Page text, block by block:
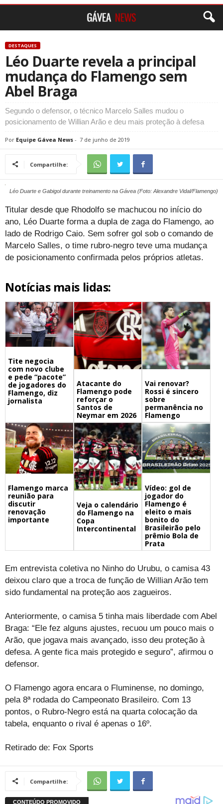
DESTAQUES
Léo Duarte revela a principal
mudança do Flamengo sem
Abel Braga
Segundo o defensor, o técnico Marcelo Salles mudou o
posicionamento de Willian Arão e deu mais proteção à defesa
Por Equipe Gávea News - 7 de junho de 2019
Compartilhe:
Léo Duarte e Gabigol durante treinamento na Gávea (Foto: Alexandre Vidal/Flamengo)
Titular desde que Rhodolfo se machucou no início do
ano, Léo Duarte forma a dupla de zaga do Flamengo, ao
lado de Rodrigo Caio. Sem sofrer gol sob o comando de
Marcelo Salles, o time rubro-negro teve uma mudança
de posicionamento confirmada pelos próprios atletas.
Notícias mais lidas:
Tite negocia
com novo clube
e pede “pacote”
de jogadores do
Flamengo, diz
jornalista
Atacante do
Flamengo pode
reforçar o
Santos de
Neymar em 2026
Vai renovar?
Rossi é sincero
sobre
permanência no
Flamengo
Flamengo marca
reunião para
discutir
renovação
importante
Veja o calendário
do Flamengo na
Copa
Intercontinental
Vídeo: gol de
jogador do
Flamengo é
eleito o mais
bonito do
Brasileirão pelo
prêmio Bola de
Prata
Em entrevista coletiva no Ninho do Urubu, o camisa 43
deixou claro que a troca de função de Willian Arão tem
sido fundamental na proteção aos zagueiros.
Anteriormente, o camisa 5 tinha mais liberdade com Abel
Braga: “Ele fez alguns ajustes, recuou um pouco mais o
Arão, que jogava mais avançado, isso deu proteção à
defesa. A gente fica mais protegido e seguro”, afirmou o
defensor.
O Flamengo agora encara o Fluminense, no domingo,
pela 8ª rodada do Campeonato Brasileiro. Com 13
pontos, o Rubro-Negro está na quarta colocação da
tabela, enquanto o rival é apenas o 16º.
Retirado de: Fox Sports
Compartilhe: